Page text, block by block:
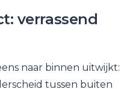
verrassend
naar binnen uitwijkt:
tussen buiten